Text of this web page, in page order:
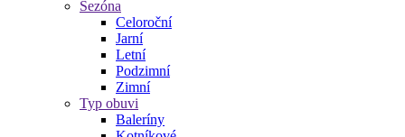
Sezóna
Celoroční
Jarní
Letní
Podzimní
Zimní
Typ obuvi
Baleríny